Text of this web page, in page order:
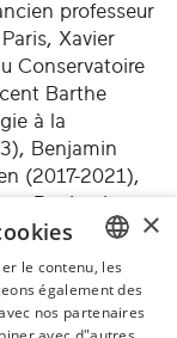
professeur
Xavier
Conservatoire
Barthe
à la
Benjamin
(2017-2021),
Benjamin
BASQUE
FRENCH
×
le contenu, les
également des
nos partenaires